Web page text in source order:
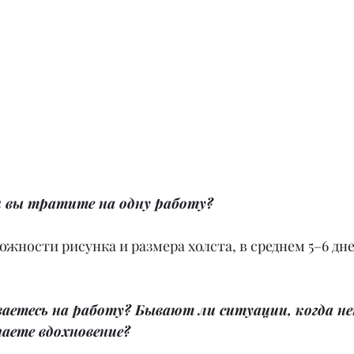
вы тратите на одну работу?
рисунка и размера холста, в среднем 5–6
на работу? Бывают ли ситуации, когда
вдохновение?